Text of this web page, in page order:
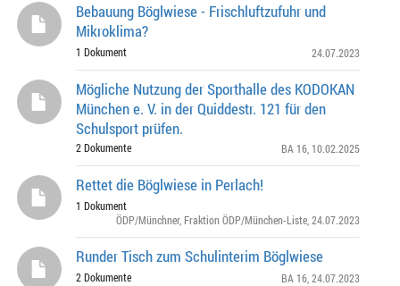
Bebauung Böglwiese - Frischluftzufuhr und
Mikroklima?
1 Dokument 24.07.2023
Mögliche Nutzung der Sporthalle des KODOKAN
München e. V. in der Quiddestr. 121 für den
Schulsport prüfen.
2 Dokumente BA 16 , 10.02.2025
Rettet die Böglwiese in Perlach!
1 Dokument
ÖDP/Münchner, Fraktion ÖDP/München-Liste , 24.07.2023
Runder Tisch zum Schulinterim Böglwiese
2 Dokumente BA 16 , 24.07.2023